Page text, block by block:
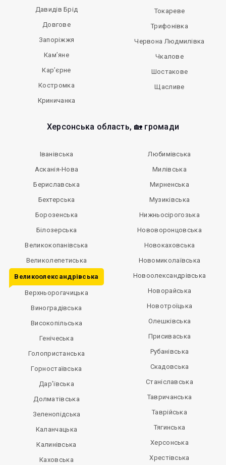
Давидів Брід
Довгове
Запоріжжя
Кам’яне
Кар’єрне
Костромка
Криничанка
Токареве
Трифонівка
Червона Людмилівка
Чкалове
Шостакове
Щасливе
Херсонська область, 🏡 громади
Іванівська
Асканія-Нова
Бериславська
Бехтерська
Борозенська
Білозерська
Великокопанівська
Великолепетиська
Великоолександрівська
Верхньорогачицька
Виноградівська
Високопільська
Генічеська
Голопристанська
Горностаївська
Дар’ївська
Долматівська
Зеленопідська
Каланчацька
Калинівська
Каховська
Любимівська
Милівська
Мирненська
Музиківська
Нижньосірогозька
Нововоронцовська
Новокаховська
Новомиколаївська
Новоолександрівська
Новорайська
Новотроїцька
Олешківська
Присиваська
Рубанівська
Скадовська
Станіславська
Тавричанська
Таврійська
Тягинська
Херсонська
Хрестівська